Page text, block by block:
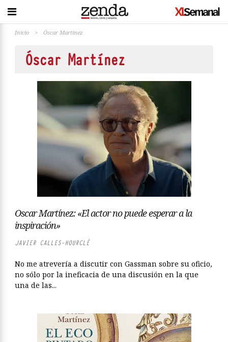
Inicio > Óscar Martínez
Óscar Martínez
Oscar Martínez: «El actor no puede esperar a la
inspiración»
JAVIER CALLES-HOURCLÉ
No me atrevería a discutir con Gassman sobre su oficio,
no sólo por la ineficacia de una discusión en la que
una de las...